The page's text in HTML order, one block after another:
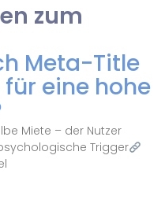
zum
Meta-Title
eine hohe
Miete – der Nutzer
Trigger